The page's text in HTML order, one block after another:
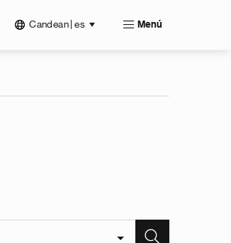
Candean | es Menú